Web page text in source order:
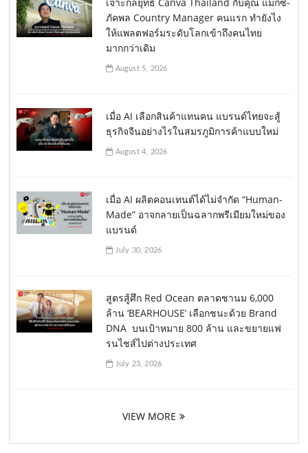
ภัคพล Country Manager คนแรก ทำยังไง
ให้แพลตฟอร์มระดับโลกเข้าถึงคนไทย
มากกว่าเดิม
August 5, 2026
เมื่อ AI เลือกสินค้าแทนคน แบรนด์ไทยจะสู้
ธุรกิจจีนอย่างไรในสมรภูมิการค้าแบบใหม่
August 4, 2026
เมื่อ AI ผลิตคอนเทนต์ได้ไม่จำกัด “Human-
Made” อาจกลายเป็นฉลากพรีเมียมใหม่ของ
แบรนด์
July 30, 2026
สูตรสู้ศึก Red Ocean ตลาดชานม 6,000
ล้าน ‘BEARHOUSE’ เลือกชนะด้วย Brand
DNA บนเป้าหมาย 800 ล้าน และขยายแฟ
รนไชส์ไปต่างประเทศ
July 23, 2026
VIEW MORE